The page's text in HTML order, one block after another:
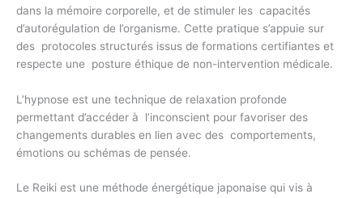
dans la mémoire corporelle, et de stimuler les capacités
d’autorégulation de l’organisme. Cette pratique s’appuie sur
des protocoles structurés issus de formations certifiantes et
respecte une posture éthique de non-intervention médicale.
L’hypnose est une technique de relaxation profonde
permettant d’accéder à l’inconscient pour favoriser des
changements durables en lien avec des comportements,
émotions ou schémas de pensée.
Le Reiki est une méthode énergétique japonaise qui vis à